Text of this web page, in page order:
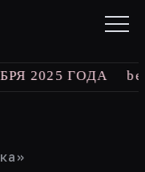
ГОДА best